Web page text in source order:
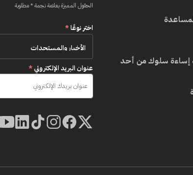
إساءة سلوك من أحد
الحقول المميزة بعلامة نجمة * مطلوبة
اختر نوعًا*
عنوان البريد الإلكتروني*